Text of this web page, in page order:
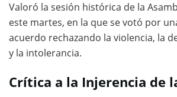
Valoró la sesión histórica de la
este martes, en la que se votó por
acuerdo rechazando la violencia, la
y la intolerancia.
Crítica a la Injerencia de